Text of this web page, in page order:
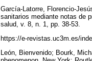
García-Latorre, Florencio-
sanitarios mediante notas de
salud, v. 8, n. 1, pp. 38-53.
https://e-revistas.uc3m.es/
León, Bienvenido; Bourk,